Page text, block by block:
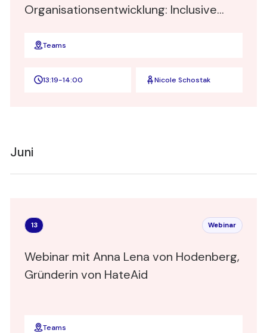
Organisationsentwicklung: Inclusive
Teams
13:19-14:00 Nicole Schostak
Juni
13 Webinar
Webinar mit Anna Lena von Hodenberg,
Gründerin von HateAid
Teams